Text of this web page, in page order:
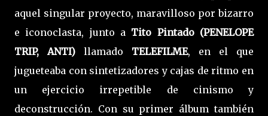
aquel singular proyecto, maravilloso por bizarro
e iconoclasta, junto a Tito Pintado (PENELOPE
TRIP, ANTI) llamado TELEFILME, en el que
jugueteaba con sintetizadores y cajas de ritmo en
un ejercicio irrepetible de cinismo y
deconstrucción. Con su primer álbum también